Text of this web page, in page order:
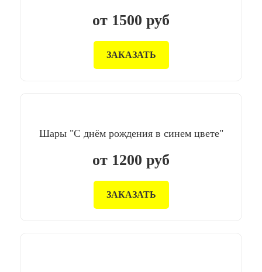
от 1500 руб
ЗАКАЗАТЬ
Шары "С днём рождения в синем цвете"
от 1200 руб
ЗАКАЗАТЬ